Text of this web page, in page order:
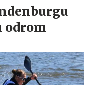
odrom